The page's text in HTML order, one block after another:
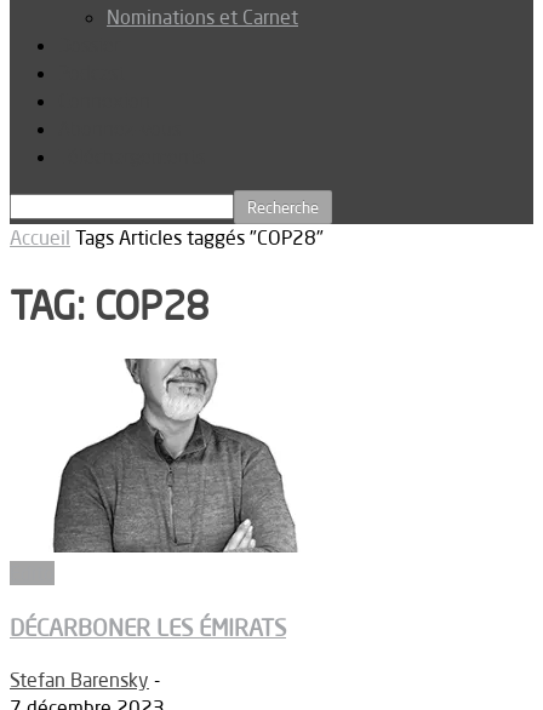
Nominations et Carnet
Accueil Tags Articles taggés "COP28"
TAG: COP28
DÉCARBONER LES ÉMIRATS
Stefan Barensky -